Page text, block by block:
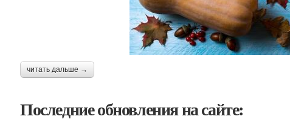
читать дальше →
Последние обновления на сайте: